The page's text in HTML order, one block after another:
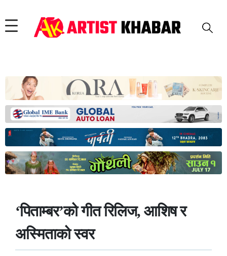
‘पिताम्बर’को गीत रिलिज, आशिष र
अस्मिताको स्वर